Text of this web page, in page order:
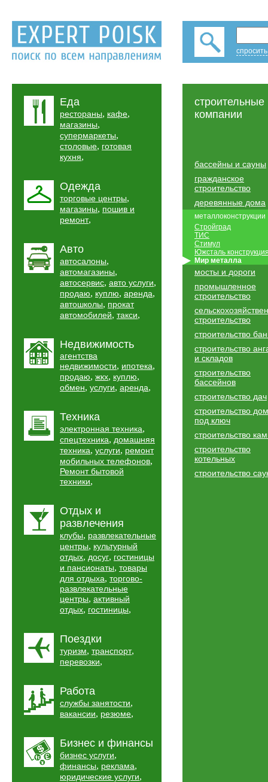
Еда
рестораны, кафе,
магазины,
супермаркеты,
столовые, готовая
кухня,
Одежда
торговые центры,
магазины, пошив и
ремонт,
Авто
автосалоны,
автомагазины,
автосервис, авто услуги,
продаю, куплю, аренда,
автошколы, прокат
автомобилей, такси,
Недвижимость
агентства
недвижимости, ипотека,
продаю, жкх, куплю,
обмен, услуги, аренда,
Техника
электронная техника,
спецтехника, домашняя
техника, услуги, ремонт
мобильных телефонов,
Ремонт бытовой
техники,
Отдых и
развлечения
клубы, развлекательные
центры, культурный
отдых, досуг, гостиницы
и пансионаты, товары
для отдыха, торгово-
развлекательные
центры, активный
отдых, гостиницы,
Поездки
туризм, транспорт,
перевозки,
Работа
службы занятости,
вакансии, резюме,
Бизнес и финансы
бизнес услуги,
финансы, реклама,
юридические услуги,
строительные
компании
бассейны и сауны
гражданское
строительство
деревянные дома
металлоконструкции
Стройград
ТИС
Стимул
Южсталь
Мир металла
мосты и дороги
промышленное
строительство
строительство
строительство
строительство
и складов
строительство
бассейнов
строительство дач
строительство
под ключ
строительство
строительство
котельных
строительство